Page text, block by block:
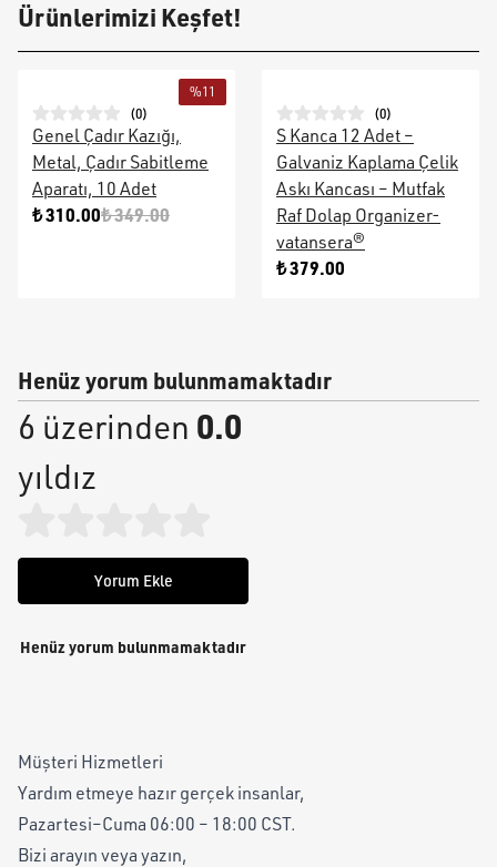
Ürünlerimizi Keşfet!
%11
(0)
Genel Çadır Kazığı,
Metal, Çadır Sabitleme
Aparatı, 10 Adet
₺ 310.00₺ 349.00
(0)
S Kanca 12 Adet –
Galvaniz Kaplama Çelik
Askı Kancası – Mutfak
Raf Dolap Organizer-
vatansera®
₺ 379.00
Henüz yorum bulunmamaktadır
6 üzerinden 0.0
yıldız
Yorum Ekle
Henüz yorum bulunmamaktadır
Müşteri Hizmetleri
Yardım etmeye hazır gerçek insanlar,
Pazartesi–Cuma 06:00 – 18:00 CST.
Bizi arayın veya yazın,